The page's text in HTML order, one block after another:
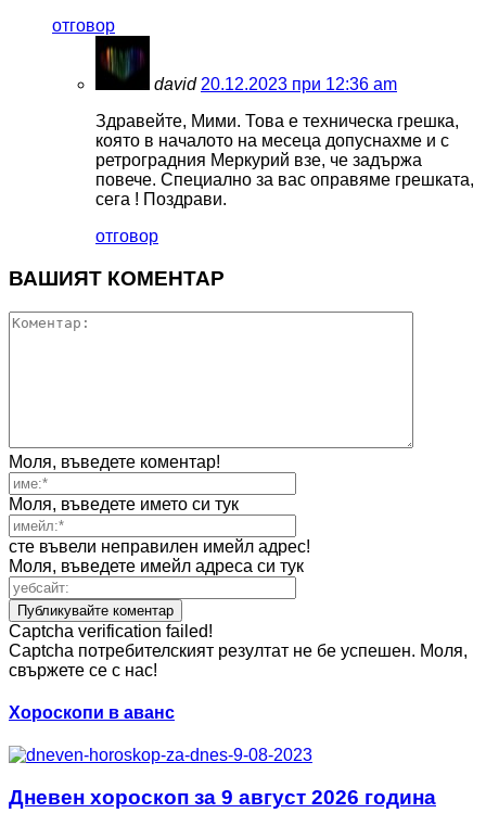
отговор
david 20.12.2023 при 12:36 am
Здравейте, Мими. Това е техническа грешка,
която в началото на месеца допуснахме и с
ретроградния Меркурий взе, че задържа
повече. Специално за вас оправяме грешката,
сега ! Поздрави.
отговор
ВАШИЯТ КОМЕНТАР
Моля, въведете коментар!
Моля, въведете името си тук
сте въвели неправилен имейл адрес!
Моля, въведете имейл адреса си тук
Captcha verification failed!
Captcha потребителският резултат не бе успешен. Моля,
свържете се с нас!
Хороскопи в аванс
Дневен хороскоп за 9 август 2026 година